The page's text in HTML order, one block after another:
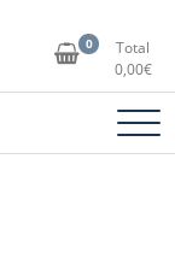
0
Total
0,00€